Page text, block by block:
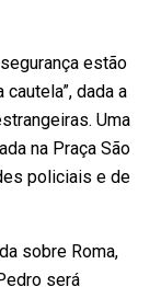
estão
dada a
Uma
na Praça São
policiais e de
sobre Roma,
será